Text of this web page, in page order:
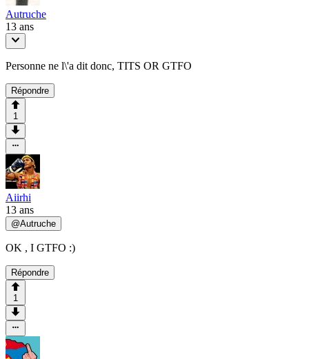
Autruche
13 ans
Personne ne l\'a dit donc, TITS OR GTFO
Répondre
1
Aiirhi
13 ans
@Autruche
OK , I GTFO :)
Répondre
1